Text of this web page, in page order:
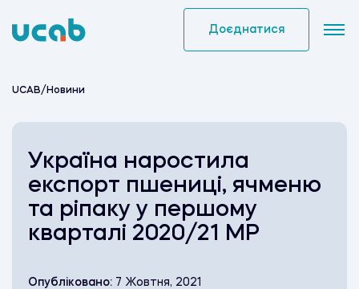
to
Доєднатися
UCAB/ Новини
Україна наростила
експорт пшениці, ячменю
та ріпаку у першому
кварталі 2020/21 МР
Опубліковано: 7 Жовтня, 2021